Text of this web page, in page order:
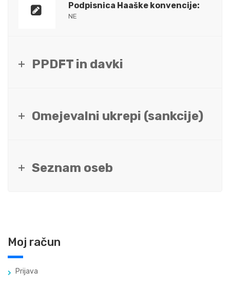
Podpisnica Haaške konvencije:
NE
PPDFT in davki
Omejevalni ukrepi (sankcije)
Seznam oseb
Moj račun
Prijava